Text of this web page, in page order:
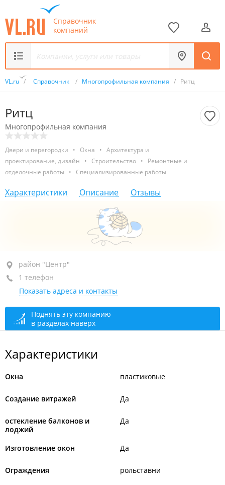
Справочник
компаний
VL.ru / Справочник / Многопрофильная компания / Ритц
Ритц
Многопрофильная компания
Двери и перегородки • Окна • Архитектура и
проектирование, дизайн
• Строительство •
Ремонтные и
отделочные работы
• Специализированные работы
Характеристики Описание Отзывы
район "Центр", ул. Морская 1-я, 9
Бизнес-центр, оф. 411
+7 914 792-48-25
открыто: 09:00–18:00
район "Центр"
1 телефон
Показать адреса и контакты
Поднять эту компанию
в разделах наверх
Характеристики
Окна пластиковые
Создание витражей Да
остекление балконов и
лоджий
Да
Изготовление окон Да
Ограждения рольставни